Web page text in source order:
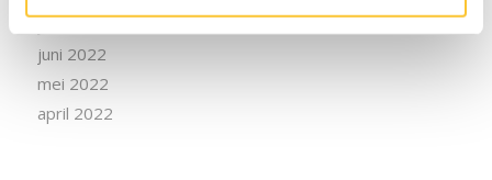
juli 2022
juni 2022
mei 2022
april 2022